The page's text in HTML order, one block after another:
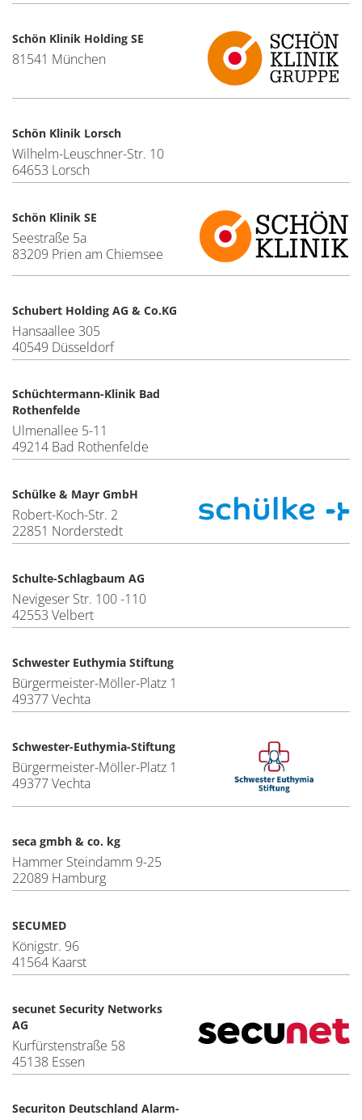
Schön Klinik Holding SE
81541 München
Schön Klinik Lorsch
Wilhelm-Leuschner-Str. 10
64653 Lorsch
Schön Klinik SE
Seestraße 5a
83209 Prien am Chiemsee
Schubert Holding AG & Co.KG
Hansaallee 305
40549 Düsseldorf
Schüchtermann-Klinik Bad
Rothenfelde
Ulmenallee 5-11
49214 Bad Rothenfelde
Schülke & Mayr GmbH
Robert-Koch-Str. 2
22851 Norderstedt
Schulte-Schlagbaum AG
Nevigeser Str. 100 -110
42553 Velbert
Schwester Euthymia Stiftung
Bürgermeister-Möller-Platz 1
49377 Vechta
Schwester-Euthymia-Stiftung
Bürgermeister-Möller-Platz 1
49377 Vechta
seca gmbh & co. kg
Hammer Steindamm 9-25
22089 Hamburg
SECUMED
Königstr. 96
41564 Kaarst
secunet Security Networks
AG
Kurfürstenstraße 58
45138 Essen
Securiton Deutschland Alarm-